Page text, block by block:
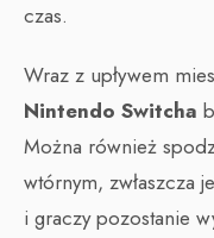
czas.
Wraz z upływem
Nintendo Switcha
Można również
wtórnym, zwłaszcza
i graczy pozostanie